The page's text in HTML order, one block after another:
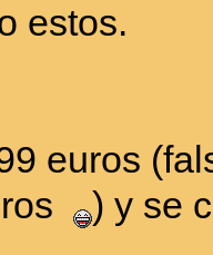
estos.
euros
) y se